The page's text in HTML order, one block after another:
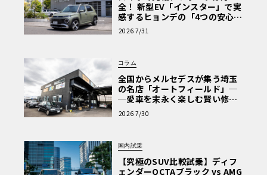
全！ 新型EV「インスター」で実
感するヒョンデの「4つの安心」
【第1回・ヒョンデ6つの疑問：
Why? Hyundai?】〈PR〉
2026 7/31
コラム
全国からメルセデスが集う埼玉
の名店「オートフィールド」─
─愛車を末永く楽しむ賢い修理
術と、プロがフックス製オイル
を選ぶ理由〈PR〉
2026 7/30
国内試乗
【究極のSUV比較試乗】ディフ
ェンダーOCTAブラック vs AMG